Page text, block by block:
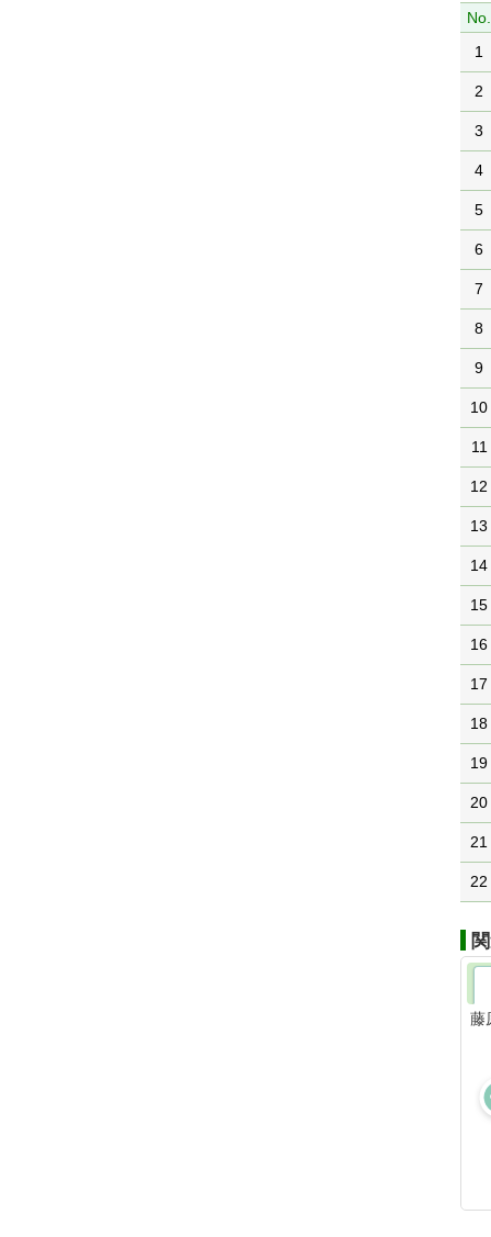
No.
1
2
3
4
5
6
7
8
9
10
11
12
13
14
15
16
17
18
19
20
21
22
藤